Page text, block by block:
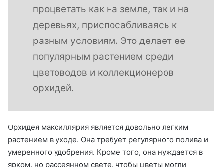
процветать как на земле, так и на
деревьях, приспосабливаясь к
разным условиям. Это делает ее
популярным растением среди
цветоводов и коллекционеров
орхидей.
Орхидея максиллярия является довольно легким
растением в уходе. Она требует регулярного полива и
умеренного удобрения. Кроме того, она нуждается в
ярком, но рассеянном свете, чтобы цветы могли